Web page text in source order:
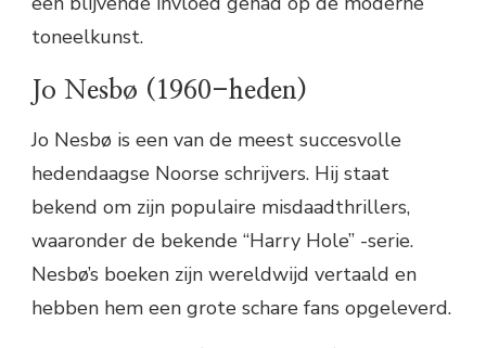
toneelkunst.
Jo Nesbø (1960-heden)
Jo Nesbø is een van de meest succesvolle
hedendaagse Noorse schrijvers. Hij staat
bekend om zijn populaire misdaadthrillers,
waaronder de bekende “Harry Hole” -serie.
Nesbø’s boeken zijn wereldwijd vertaald en
hebben hem een grote schare fans opgeleverd.